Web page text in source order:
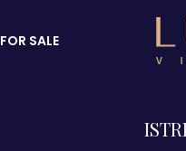
FOR SALE